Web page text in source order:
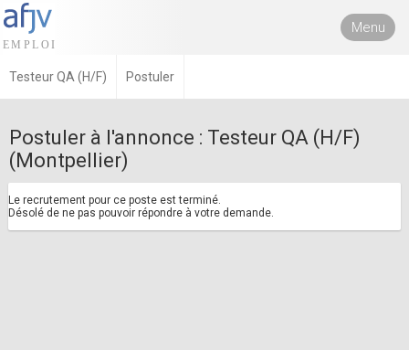
Menu
Testeur QA (H/F) Postuler
Postuler à l'annonce : Testeur QA (H/F)
(Montpellier)
Le recrutement pour ce poste est terminé.
Désolé de ne pas pouvoir répondre à votre demande.